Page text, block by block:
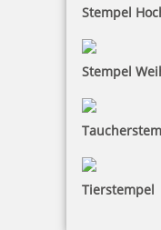
Stempel
Stempel
Tierstempel
Coloris